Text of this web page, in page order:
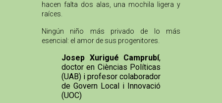
hacen falta dos alas, una mochila ligera y
raíces.
Ningún niño más privado de lo más
esencial: el amor de sus progenitores.
Josep Xurigué Camprubí,
doctor en Cièncias Políticas
(UAB) i profesor colaborador
de Govern Local i Innovació
(UOC)